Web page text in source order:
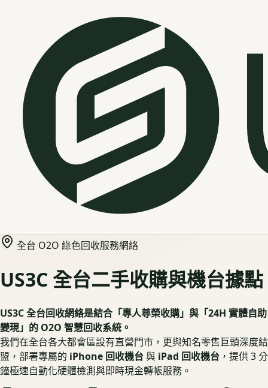
全台 O2O 綠色回收服務網絡
US3C 全台二手收購與機台據點
US3C 全台回收網絡是結合「專人尊榮收購」與「24H 實體自助
變現」的 O2O 智慧回收系統。
我們在全台各大都會區設有直營門市，更與知名零售巨頭深度結
盟，部署專屬的 iPhone 回收機台與 iPad 回收機台 ，提供 3 分
鐘極速自動化硬體檢測與即時現金轉帳服務。